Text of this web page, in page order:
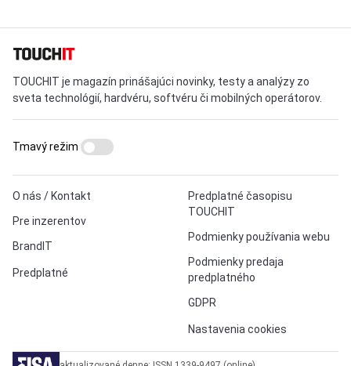
TOUCHIT je magazín prinášajúci novinky, testy a analýzy zo
sveta technológií, hardvéru, softvéru či mobilných operátorov.
O nás / Kontakt
Pre inzerentov
BrandIT
Predplatné
Predplatné časopisu
TOUCHIT
Podmienky používania webu
Podmienky predaja
predplatného
GDPR
Nastavenia cookies
Tmavý režim